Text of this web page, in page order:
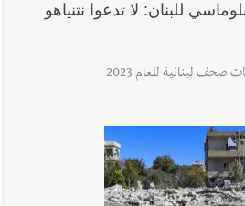
للبنان: لا تدعوا نتنياهو
صحف لبنانية للعام 2023